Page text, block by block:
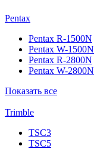
Pentax
Pentax R-1500N
Pentax W-1500N
Pentax R-2800N
Pentax W-2800N
Показать все
Trimble
TSC3
TSC5